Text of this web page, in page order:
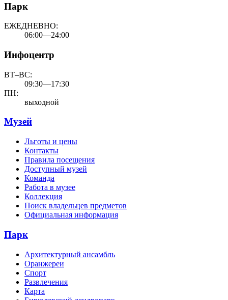
Парк
ЕЖЕДНЕВНО:
06:00—24:00
Инфоцентр
ВТ–ВС:
09:30—17:30
ПН:
выходной
Музей
Льготы и цены
Контакты
Правила посещения
Доступный музей
Команда
Работа в музее
Коллекция
Поиск владельцев предметов
Официальная информация
Парк
Архитектурный ансамбль
Оранжереи
Спорт
Развлечения
Карта